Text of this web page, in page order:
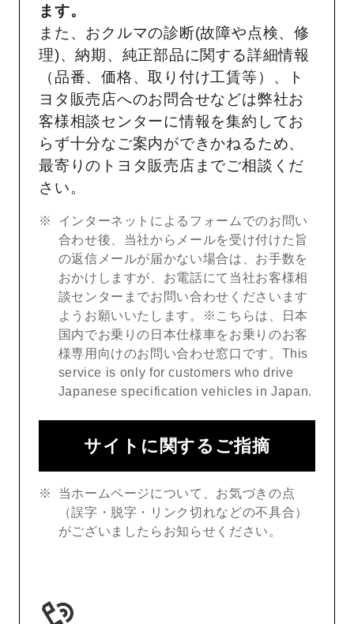
ます。
また、おクルマの診断(故障や点検、修
理)、納期、純正部品に関する詳細情報
（品番、価格、取り付け工賃等）、ト
ヨタ販売店へのお問合せなどは弊社お
客様相談センターに情報を集約してお
らず十分なご案内ができかねるため、
最寄りのトヨタ販売店までご相談くだ
さい。
インターネットによるフォームでのお問い
合わせ後、当社からメールを受け付けた旨
の返信メールが届かない場合は、お手数を
おかけしますが、お電話にて当社お客様相
談センターまでお問い合わせくださいます
ようお願いいたします。※こちらは、日本
国内でお乗りの日本仕様車をお乗りのお客
様専用向けのお問い合わせ窓口です。This
service is only for customers who drive
Japanese specification vehicles in Japan.
サイトに関するご指摘
当ホームページについて、お気づきの点
（誤字・脱字・リンク切れなどの不具合）
がございましたらお知らせください。